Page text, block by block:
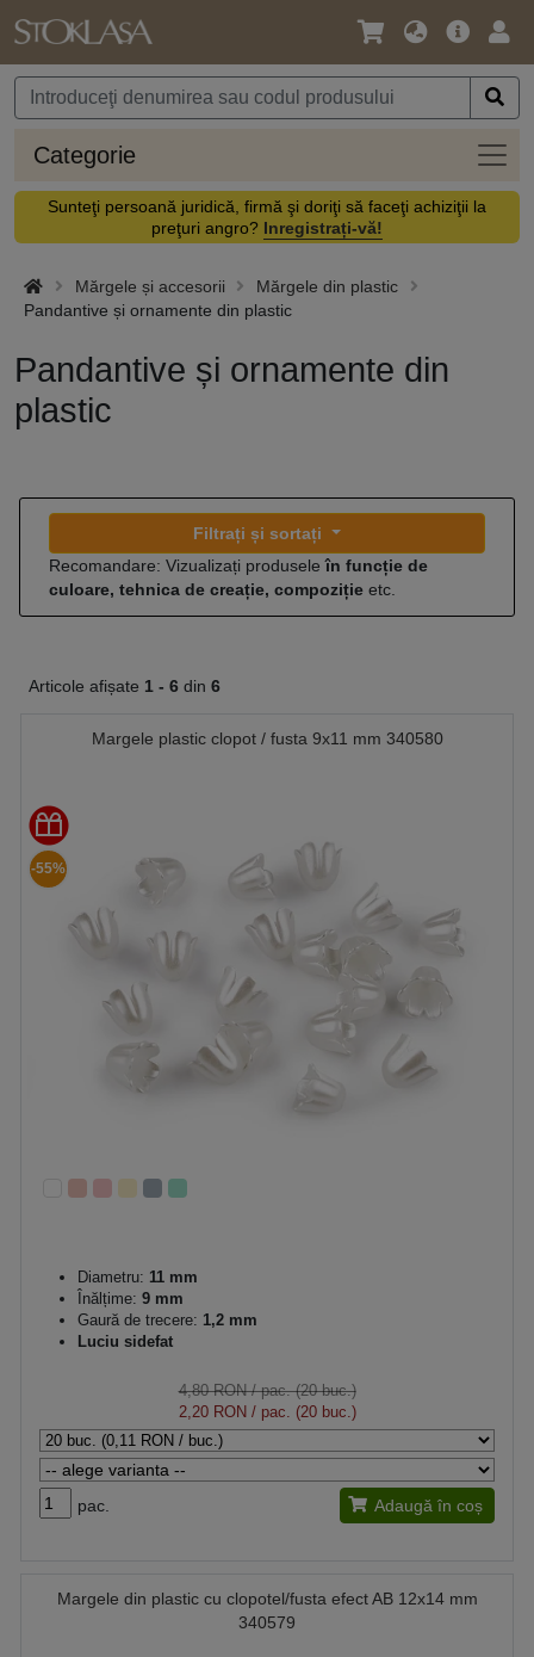
Limbă
Monedă
Meniul
Categorie
Sunteţi persoană juridică, firmă şi doriţi să faceţi achiziţii la
preţuri angro? Inregistrați-vă!
Mărgele și accesorii
Mărgele din plastic
Pandantive și ornamente din plastic
Pandantive și ornamente din
plastic
Filtrați și sortați
Recomandare: Vizualizați produseleîn funcție de
culoare, tehnica de creație, compoziție etc.
Articole afișate 1 - 6 din 6
Margele plastic clopot / fusta 9x11 mm 340580
-55%
Diametru: 11 mm
Înălțime: 9 mm
Gaură de trecere: 1,2 mm
Luciu sidefat
4,80 RON/ pac. (20 buc.)
2,20 RON/ pac. (20 buc.)
pac. Adaugă în coș
Margele din plastic cu clopotel/fusta efect AB 12x14 mm
340579